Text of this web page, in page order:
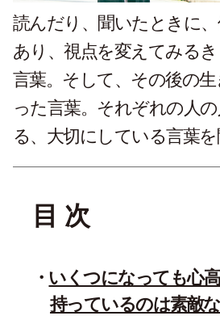
読んだり、聞いたときに
あり、視点を変えてみる
言葉。そして、その後の
った言葉。それぞれの人
る、大切にしている言葉を
目 次
いくつになっても心
持っているのは素敵